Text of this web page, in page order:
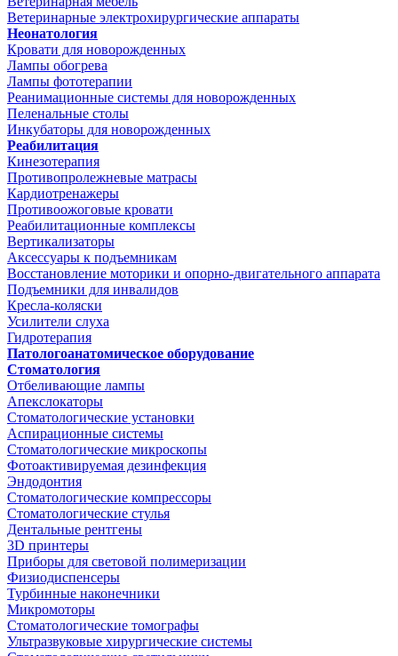
Ветеринарные электрохирургические аппараты
Неонатология
Кровати для новорожденных
Лампы обогрева
Лампы фототерапии
Реанимационные системы для новорожденных
Пеленальные столы
Инкубаторы для новорожденных
Реабилитация
Кинезотерапия
Противопролежневые матрасы
Кардиотренажеры
Противоожоговые кровати
Реабилитационные комплексы
Вертикализаторы
Аксессуары к подъемникам
Восстановление моторики и опорно-двигательного аппарата
Подъемники для инвалидов
Кресла-коляски
Усилители слуха
Гидротерапия
Патологоанатомическое оборудование
Стоматология
Отбеливающие лампы
Апекслокаторы
Стоматологические установки
Аспирационные системы
Стоматологические микроскопы
Фотоактивируемая дезинфекция
Эндодонтия
Стоматологические компрессоры
Стоматологические стулья
Дентальные рентгены
3D принтеры
Приборы для световой полимеризации
Физиодиспенсеры
Турбинные наконечники
Микромоторы
Стоматологические томографы
Ультразвуковые хирургические системы